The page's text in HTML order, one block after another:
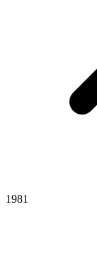
1981